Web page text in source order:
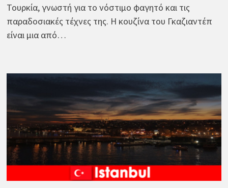
Τουρκία, γνωστή για το νόστιμο φαγητό και τις
παραδοσιακές τέχνες της. Η κουζίνα του Γκαζιαντέπ
είναι μια από…